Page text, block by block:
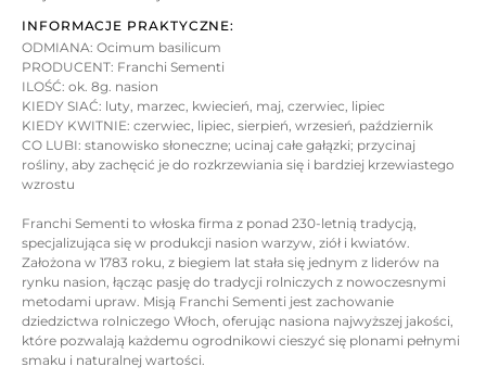
INFORMACJE PRAKTYCZNE:
ODMIANA: Ocimum basilicum
PRODUCENT: Franchi Sementi
ILOŚĆ: ok. 8g. nasion
KIEDY SIAĆ: luty, marzec, kwiecień, maj, czerwiec, lipiec
KIEDY KWITNIE: czerwiec, lipiec, sierpień, wrzesień, październik
CO LUBI: stanowisko słoneczne; ucinaj całe gałązki; przycinaj
rośliny, aby zachęcić je do rozkrzewiania się i bardziej krzewiastego
wzrostu
Franchi Sementi to włoska firma z ponad 230-letnią tradycją,
specjalizująca się w produkcji nasion warzyw, ziół i kwiatów.
Założona w 1783 roku, z biegiem lat stała się jednym z liderów na
rynku nasion, łącząc pasję do tradycji rolniczych z nowoczesnymi
metodami upraw. Misją Franchi Sementi jest zachowanie
dziedzictwa rolniczego Włoch, oferując nasiona najwyższej jakości,
które pozwalają każdemu ogrodnikowi cieszyć się plonami pełnymi
smaku i naturalnej wartości.